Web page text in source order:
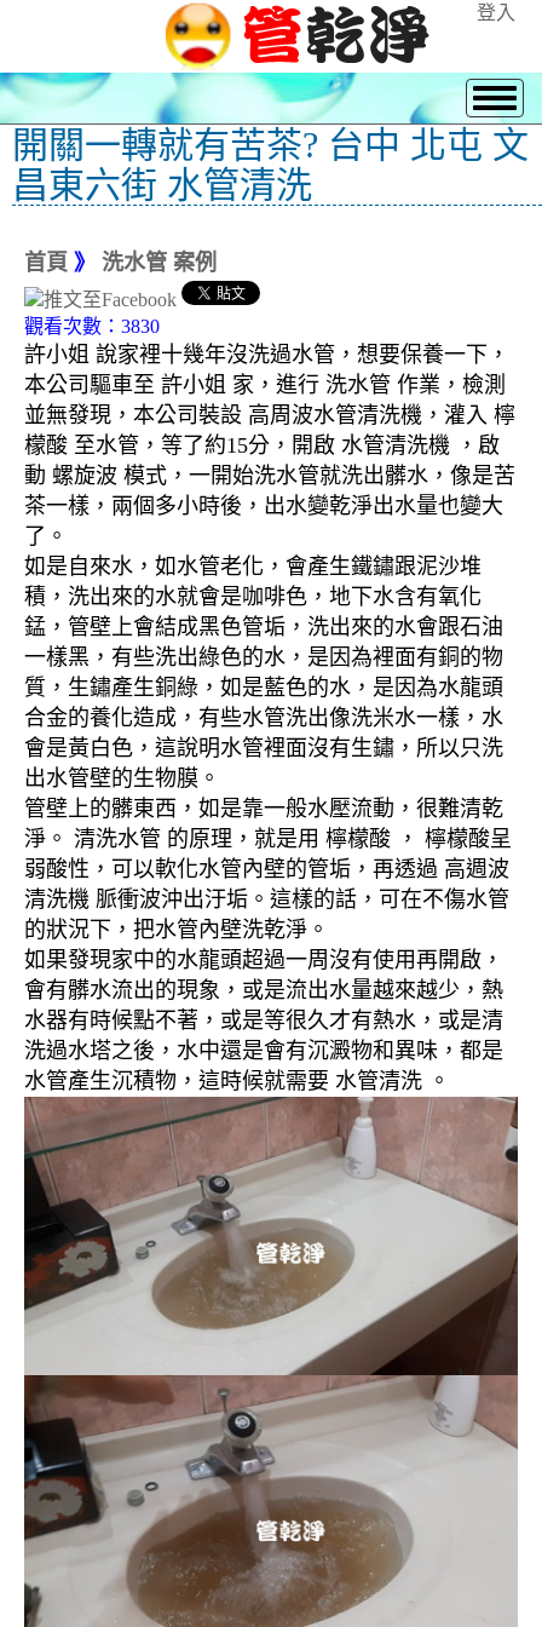
登入
開關一轉就有苦茶? 台中 北屯 文
昌東六街 水管清洗
首頁 》 洗水管 案例
觀看次數：3830
許小姐 說家裡十幾年沒洗過水管，想要保養一下，
本公司驅車至 許小姐 家，進行 洗水管 作業，檢測
並無發現，本公司裝設 高周波水管清洗機，灌入 檸
檬酸 至水管，等了約15分，開啟 水管清洗機 ，啟
動 螺旋波 模式，一開始洗水管就洗出髒水，像是苦
茶一樣，兩個多小時後，出水變乾淨出水量也變大
了。
如是自來水，如水管老化，會產生鐵鏽跟泥沙堆
積，洗出來的水就會是咖啡色，地下水含有氧化
錳，管壁上會結成黑色管垢，洗出來的水會跟石油
一樣黑，有些洗出綠色的水，是因為裡面有銅的物
質，生鏽產生銅綠，如是藍色的水，是因為水龍頭
合金的養化造成，有些水管洗出像洗米水一樣，水
會是黃白色，這說明水管裡面沒有生鏽，所以只洗
出水管壁的生物膜。
管壁上的髒東西，如是靠一般水壓流動，很難清乾
淨。 清洗水管 的原理，就是用 檸檬酸 ， 檸檬酸呈
弱酸性，可以軟化水管內壁的管垢，再透過 高週波
清洗機 脈衝波沖出汙垢。這樣的話，可在不傷水管
的狀況下，把水管內壁洗乾淨。
如果發現家中的水龍頭超過一周沒有使用再開啟，
會有髒水流出的現象，或是流出水量越來越少，熱
水器有時候點不著，或是等很久才有熱水，或是清
洗過水塔之後，水中還是會有沉澱物和異味，都是
水管產生沉積物，這時候就需要 水管清洗 。